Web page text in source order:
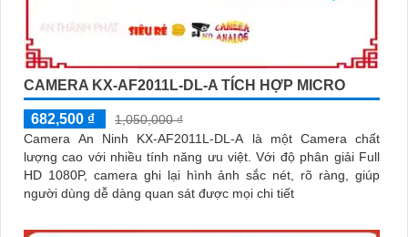
CAMERA KX-AF2011L-DL-A TÍCH HỢP MICRO
682,500 ₫
1,050,000 ₫
Camera An Ninh KX-AF2011L-DL-A là một Camera chất
lượng cao với nhiều tính năng ưu việt. Với độ phân giải Full
HD 1080P, camera ghi lại hình ảnh sắc nét, rõ ràng, giúp
người dùng dễ dàng quan sát được mọi chi tiết